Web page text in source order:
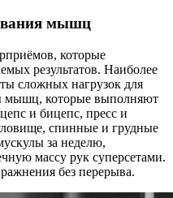
мышц
которые
результатов. Наиболее
сложных нагрузок для
мышц, которые выполняют
и бицепс, пресс и
спинные и грудные
за неделю,
массу рук суперсетами.
без перерыва.